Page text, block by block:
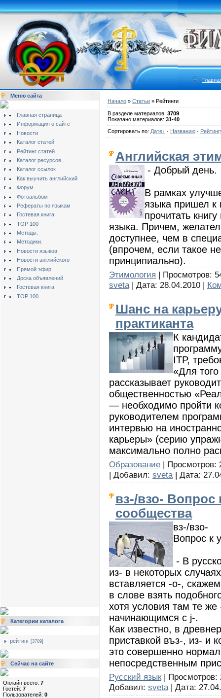
Меню сайта
Главная страница
Информация о сайте
Новости
Каталог статей
Рейтинг статей
Каталог ресурсов
Каталог ссылок
Как выучить английский
Форум
Фотоальбом
Рефераты по языкам
Гостевая книга
TOP 100
Методы.
Методики.
Новости языков
Новости английского
Прямой эфир.
Доска объявлений
Гостевая книга
TOP 100
Категории каталога
рейтинг [3709]
Сейчас на сайте
Онлайн всего: 7
Гостей: 7
Пользователей: 0
Начало » Статьи » Рейтинги
В разделе материалов: 3709
Показано материалов: 31-40
Сортировать по: Дате · Названию ·
Английская
- Добрый день.
В рамках
языка пришел
прочитать
языка. Причем,
доступнее, чем в
(впрочем, если такое
принципиально).
Этимология | Просмотров:
sveta | Дата: 28.04.2010 |
Шанс на
практиканта
К
ITP,
«Для
рассказывает
общественностью
— необходимо пройти
руководителем
интервью на
карьеры» (серию
максимально полно
Образование | Просмотров:
| Добавил: sveta | Дата:
вз-/взо- Вопрос
сообщества
вз-/взо-
Вопрос к
- В
из- в некоторых
вставляется -о-,
в слове взять
хотя условия там те
начинающимся с j-.
Как известно, в
приставкой въз-, из- и
это совершенно
непосредственным
Русский язык| Просмотров:
Добавил: sveta | Дата: